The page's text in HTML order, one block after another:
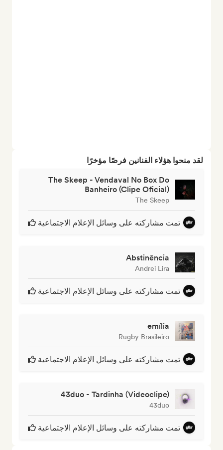
لقد منحوا هؤلاء الفنانين فرصًا مؤخرًا
The Skeep - Vendaval No Box Do
Banheiro (Clipe Oficial)
The Skeep
تمت مشاركته على وسائل الإعلام الاجتماعية
Abstinência
Andrei Lira
تمت مشاركته على وسائل الإعلام الاجتماعية
emília
Rugby Brasileiro
تمت مشاركته على وسائل الإعلام الاجتماعية
43duo - Tardinha (Videoclipe)
43duo
تمت مشاركته على وسائل الإعلام الاجتماعية